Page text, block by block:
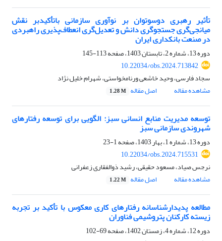
تأثیر رهبری دوسوتوان بر نوآوری سازمانی باتأکید‌بر نقش
میانجی‌گری جستجوگری دانش و تعدیل‌گری انعطاف‌پذیری راهبردی
در صنعت بانکداری ایران
دوره 13، شماره 2، تابستان 1403، صفحه
113-145
10.22034/obs.2024.713842
سجاد فارسی، وحید خاشعی ورنامخواستی، شهرام خلیل نژاد
مشاهده مقاله
اصل مقاله 1.28 M
توسعه مدیریت منابع انسانی سبز: الگویی برای توسعه رفتارهای
شهروندی سازمانی سبز
دوره 13، شماره 1، بهار 1403، صفحه
1-23
10.22034/obs.2024.715531
نرجس صیاد، مسعود حقیقی، رشید ذوالفقاری زعفرانی
مشاهده مقاله
اصل مقاله 1.22 M
مطالعه پدیدار‌شناسانه رفتار‌های کاری معکوس با تأکید بر تجربه
زیسته کارکنان پتروشیمی فناوران
دوره 12، شماره 4، زمستان 1402، صفحه
69-102